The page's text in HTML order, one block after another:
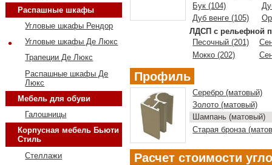
Бук (104)
Дуб венге (105)
ЛДСП с рельефной
Песочный (201)
Мокко (202)
Профиль
Серебро (матовый)
Золото (матовый)
Шампань (матовый)
Старая бронза
Расчет стоимости
Распашные шкафы
Угловые шкафы Рендор
Угловые шкафы Де Люкс
•
Трапеции Де Люкс
Распашные шкафы Де
Люкс
Мебель для обуви
Галошницы
Корпусная мебель Бьюти
Стиль
Стеллажи